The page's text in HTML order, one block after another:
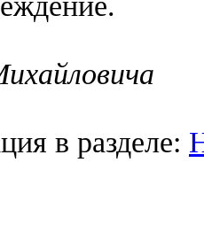
в разделе: